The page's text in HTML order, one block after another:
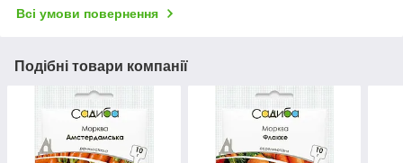
Всі умови повернення
Подібні товари компанії